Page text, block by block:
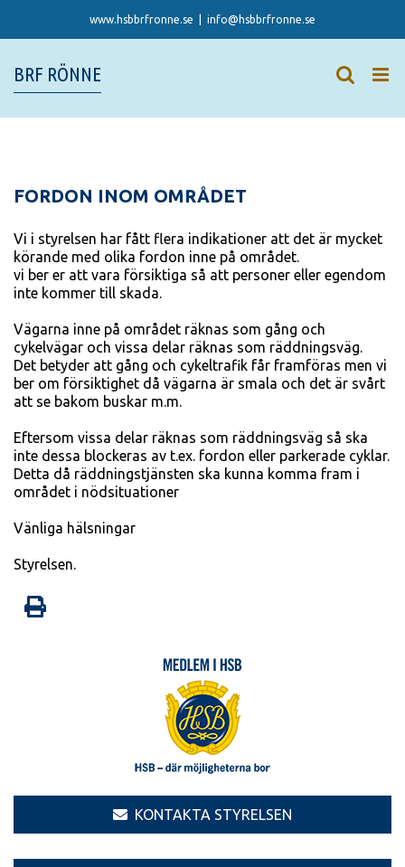
content
www.hsbbrfronne.se info@hsbbrfronne.se
BRF RÖNNE
FORDON INOM OMRÅDET
Vi i styrelsen har fått flera indikationer att det är mycket
körande med olika fordon inne på området.
vi ber er att vara försiktiga så att personer eller egendom
inte kommer till skada.
Vägarna inne på området räknas som gång och
cykelvägar och vissa delar räknas som räddningsväg.
Det betyder att gång och cykeltrafik får framföras men vi
ber om försiktighet då vägarna är smala och det är svårt
att se bakom buskar m.m.
Eftersom vissa delar räknas som räddningsväg så ska
inte dessa blockeras av t.ex. fordon eller parkerade cyklar.
Detta då räddningstjänsten ska kunna komma fram i
området i nödsituationer
Vänliga hälsningar
Styrelsen.
KONTAKTA STYRELSEN